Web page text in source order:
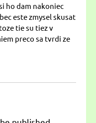
ho dam nakoniec
este zmysel skusat
tie su tiez v
preco sa tvrdi ze